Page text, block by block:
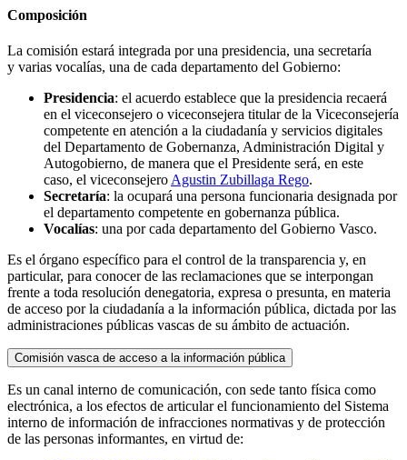
Composición
La comisión estará integrada por una presidencia, una secretaría
y varias vocalías, una de cada departamento del Gobierno:
Presidencia: el acuerdo establece que la presidencia recaerá
en el viceconsejero o viceconsejera titular de la Viceconsejería
competente en atención a la ciudadanía y servicios digitales
del Departamento de Gobernanza, Administración Digital y
Autogobierno, de manera que el Presidente será, en este
caso, el viceconsejero Agustin Zubillaga Rego.
Secretaría: la ocupará una persona funcionaria designada por
el departamento competente en gobernanza pública.
Vocalías: una por cada departamento del Gobierno Vasco.
Es el órgano específico para el control de la transparencia y, en
particular, para conocer de las reclamaciones que se interpongan
frente a toda resolución denegatoria, expresa o presunta, en materia
de acceso por la ciudadanía a la información pública, dictada por las
administraciones públicas vascas de su ámbito de actuación.
Comisión vasca de acceso a la información pública
Es un canal interno de comunicación, con sede tanto física como
electrónica, a los efectos de articular el funcionamiento del Sistema
interno de información de infracciones normativas y de protección
de las personas informantes, en virtud de: